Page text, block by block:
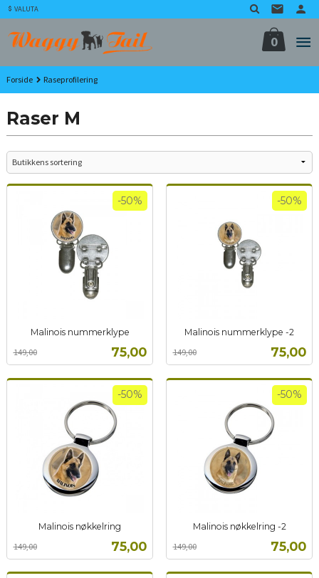
Gå
til
innholdet
VALUTA
0
Forside Raseprofilering
Raser M
Malinois nummerklype
Tilbud
75,00
149,00
-50%
mva.
Malinois nummerklype -2
Tilbud
75,00
149,00
-50%
mva.
Malinois nøkkelring
Tilbud
75,00
149,00
-50%
mva.
Malinois nøkkelring -2
Tilbud
75,00
149,00
-50%
mva.